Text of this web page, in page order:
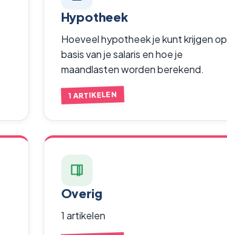
Hypotheek
Hoeveel hypotheek je kunt krijgen op
basis van je salaris en hoe je
maandlasten worden berekend.
1 ARTIKELEN
Overig
1 artikelen